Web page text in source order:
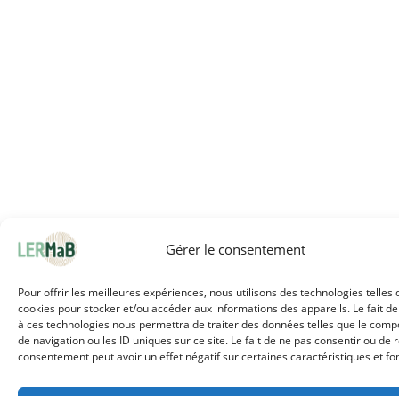
Gérer le consentement
Pour offrir les meilleures expériences, nous utilisons des technologies telles
cookies pour stocker et/ou accéder aux informations des appareils. Le fait
à ces technologies nous permettra de traiter des données telles que le
de navigation ou les ID uniques sur ce site. Le fait de ne pas consentir ou de
consentement peut avoir un effet négatif sur certaines caractéristiques et